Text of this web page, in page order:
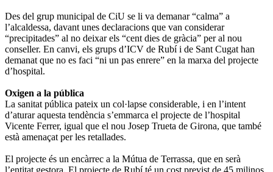
Des del grup municipal de CiU se li va demanar “calma” a
l’alcaldessa, davant unes declaracions que van considerar
“precipitades” al no deixar els “cent dies de gràcia” per al nou
conseller. En canvi, els grups d’ICV de Rubí i de Sant Cugat han
demanat que no es faci “ni un pas enrere” en la marxa del projecte
d’hospital.
Oxigen a la pública
La sanitat pública pateix un col·lapse considerable, i en l’intent
d’aturar aquesta tendència s’emmarca el projecte de l’hospital
Vicente Ferrer, igual que el nou Josep Trueta de Girona, que també
està amenaçat per les retallades.
El projecte és un encàrrec a la Mútua de Terrassa, que en serà
l’entitat gestora. El projecte de Rubí té un cost previst de 45 milinos